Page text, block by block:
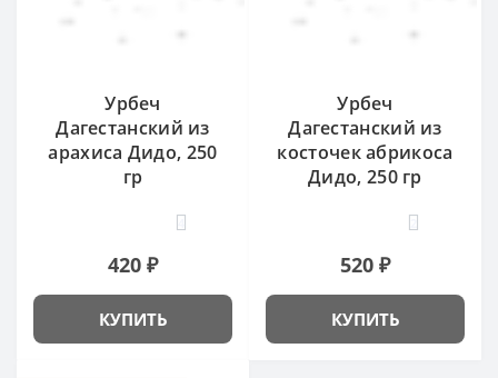
Урбеч
Дагестанский из
арахиса Дидо, 250
гр
420 ₽
КУПИТЬ
Урбеч
Дагестанский из
косточек абрикоса
Дидо, 250 гр
520 ₽
КУПИТЬ